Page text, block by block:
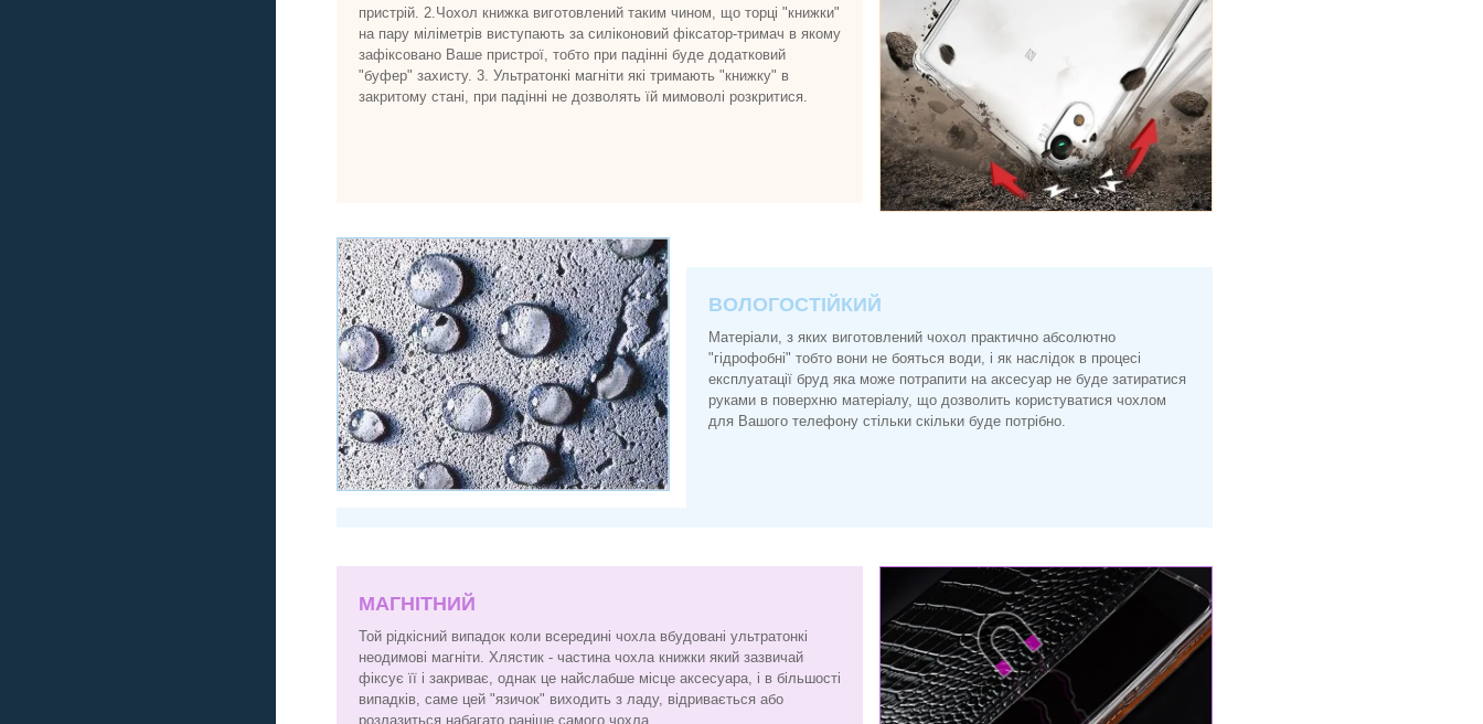
пристрій. 2.Чохол книжка виготовлений таким чином, що торці "книжки"
на пару міліметрів виступають за силіконовий фіксатор-тримач в якому
зафіксовано Ваше пристрої, тобто при падінні буде додатковий
"буфер" захисту. 3. Ультратонкі магніти які тримають "книжку" в
закритому стані, при падінні не дозволять їй мимоволі розкритися.
ВОЛОГОСТІЙКИЙ
Матеріали, з яких виготовлений чохол практично абсолютно
"гідрофобні" тобто вони не бояться води, і як наслідок в процесі
експлуатації бруд яка може потрапити на аксесуар не буде затиратися
руками в поверхню матеріалу, що дозволить користуватися чохлом
для Вашого телефону стільки скільки буде потрібно.
МАГНІТНИЙ
Той рідкісний випадок коли всередині чохла вбудовані ультратонкі
неодимові магніти. Хлястик - частина чохла книжки який зазвичай
фіксує її і закриває, однак це найслабше місце аксесуара, і в більшості
випадків, саме цей "язичок" виходить з ладу, відривається або
розлазиться набагато раніше самого чохла.